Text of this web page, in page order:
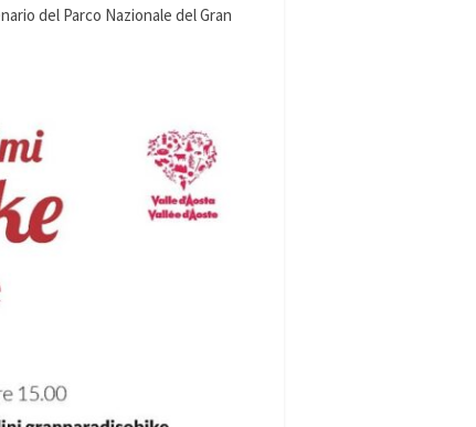
del Parco Nazionale del Gran